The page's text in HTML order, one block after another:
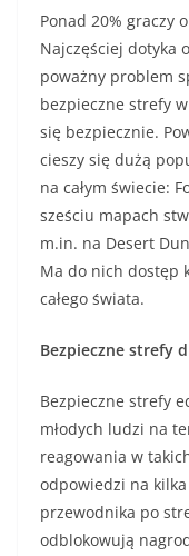
Ponad 20% graczy
Najczęściej dotyka
poważny problem
bezpieczne strefy
się bezpiecznie.
cieszy się dużą
na całym świecie:
sześciu mapach
m.in. na Desert
Ma do nich dostęp
całego świata.
Bezpieczne strefy
Bezpieczne strefy
młodych ludzi na
reagowania w
odpowiedzi na
przewodnika po
odblokowują